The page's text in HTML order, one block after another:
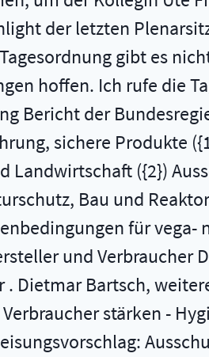
der letzten
gibt es
hoffen. Ich rufe die
Bericht der
sichere Produkte
Landwirtschaft ({2})
Bau und
für vega-
und Verbraucher
Dietmar Bartsch,
stärken -